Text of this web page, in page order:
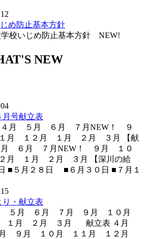
め防止基本方針
学校いじめ防止基本方針 NEW!
NEW
月号献立表
４月 ５月 ６月 ７月NEW！ ９
月 １２月 １月 ２月 ３月 【献
月 ６月 ７月NEW！ ９月 １０
月 １月 ２月 ３月 【深川の給
■５月２８日 ■６月３０日 ■７月１
・献立表
月 ５月 ６月 ７月 ９月 １０月
１月 ２月 ３月 献立表 ４月
９月 １０月 １１月 １２月